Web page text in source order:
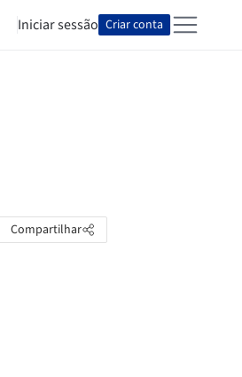
Iniciar sessão Criar conta
Compartilhar